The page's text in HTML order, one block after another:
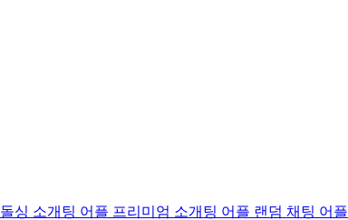
돌싱 소개팅 어플 프리미엄 소개팅 어플 랜덤 채팅 어플